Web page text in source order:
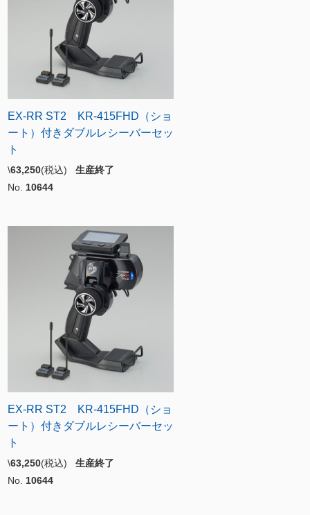
EX-RR ST2 KR-415FHD（ショ
ート）付きダブルレシーバーセッ
ト
\63,250(税込) 生産終了
No. 10644
EX-RR ST2 KR-415FHD（ショ
ート）付きダブルレシーバーセッ
ト
\63,250(税込) 生産終了
No. 10644